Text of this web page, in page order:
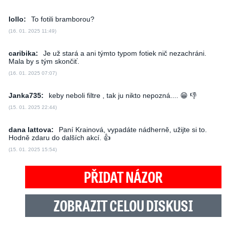
lollo: To fotili bramborou?
(16. 01. 2025 11:49)
caribika:
Je už stará a ani týmto typom fotiek nič nezachráni.
Mala by s tým skončiť.
(16. 01. 2025 07:07)
Janka735: keby neboli filtre , tak ju nikto nepozná.... 😁 👎
(15. 01. 2025 22:44)
dana lattova:
Paní Krainová, vypadáte nádherně, užijte si to.
Hodně zdaru do dalších akcí. 👍
(15. 01. 2025 15:54)
PŘIDAT NÁZOR
ZOBRAZIT CELOU DISKUSI